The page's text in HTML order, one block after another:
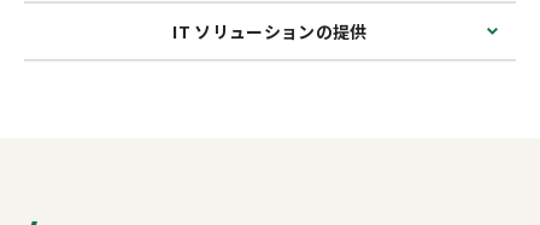
IT ソリューションの提供